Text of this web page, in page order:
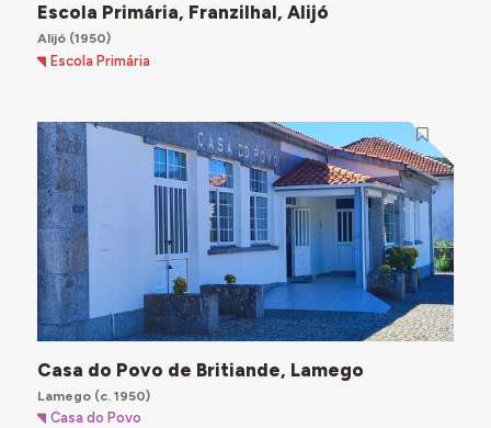
Escola Primária, Franzilhal, Alijó
Alijó(1950)
Escola Primária
Casa do Povo de Britiande, Lamego
Lamego(c. 1950)
Casa do Povo